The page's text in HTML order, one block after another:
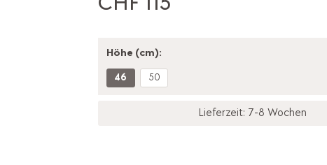
Höhe (cm):
46 50
Lieferzeit: 7-8 Wochen